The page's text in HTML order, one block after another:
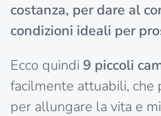
costanza, per dare al
condizioni ideali per
Ecco quindi 9 piccoli
facilmente attuabili, che
per allungare la vita e